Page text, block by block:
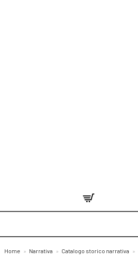
Home » Narrativa » Catalogo storico narrativa »